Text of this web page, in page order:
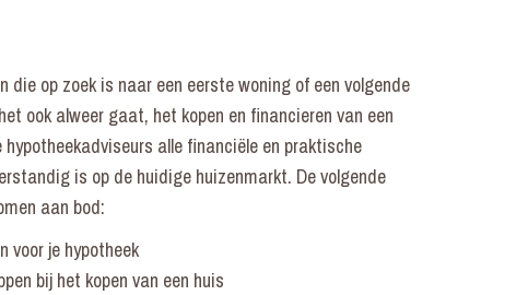
die op zoek is naar een eerste woning of een volgende
ook alweer gaat, het kopen en financieren van een
hypotheekadviseurs alle financiële en praktische
is op de huidige huizenmarkt. De volgende
aan bod:
voor je hypotheek
bij het kopen van een huis